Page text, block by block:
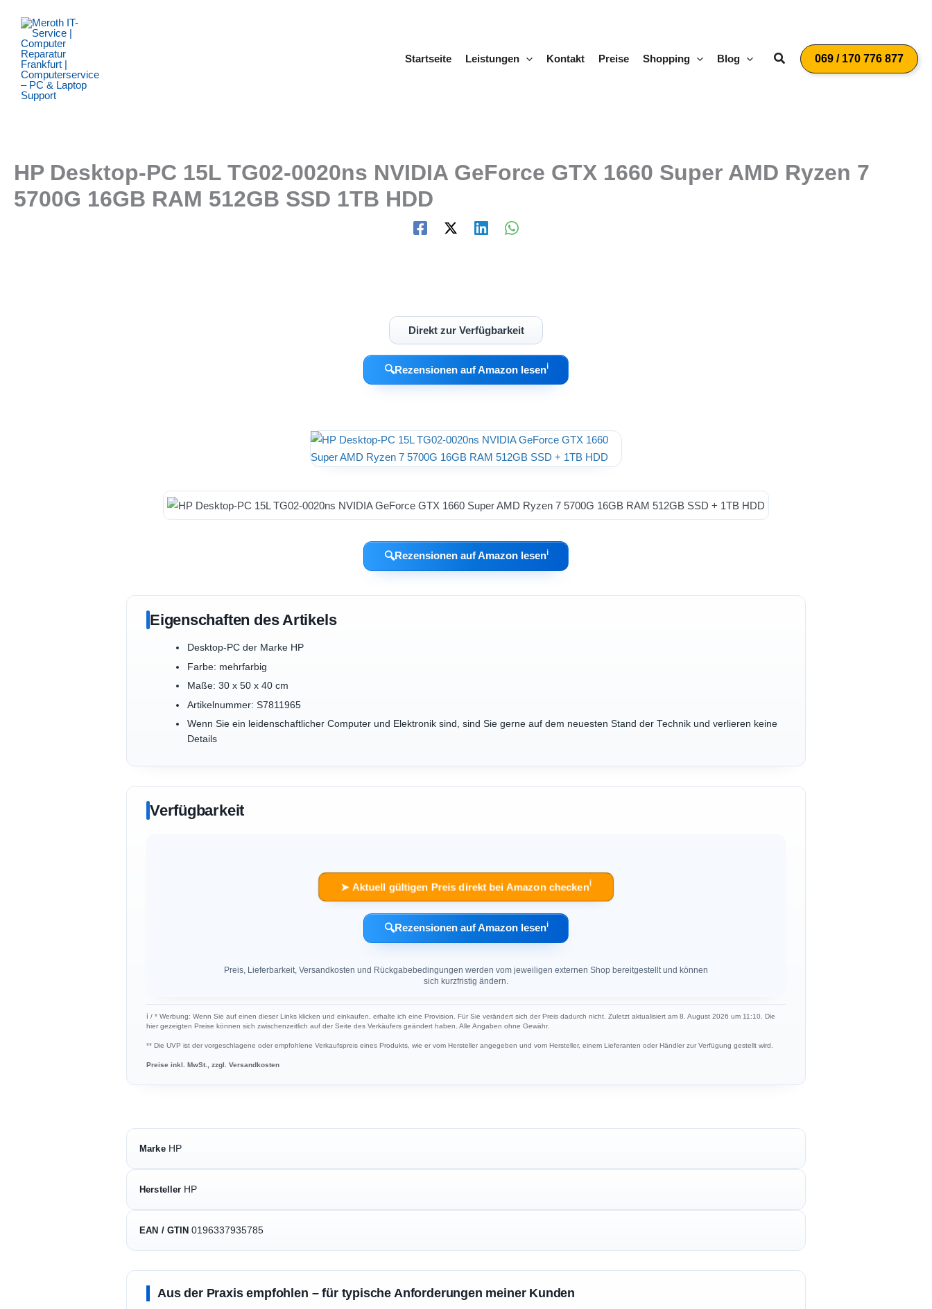
Inhalt
springen
Startseite
Leistungen Kontakt Preise Shopping Blog Suchen069 / 170 776 877
HP Desktop-PC 15L TG02-0020ns NVIDIA GeForce GTX 1660 Super AMD Ryzen 7
5700G 16GB RAM 512GB SSD 1TB HDD
Direkt zur Verfügbarkeit
🔍Rezensionen auf Amazon lesenℹ︎
🔍Rezensionen auf Amazon lesenℹ︎
Eigenschaften des Artikels
Desktop-PC der Marke HP
Farbe: mehrfarbig
Maße: 30 x 50 x 40 cm
Artikelnummer: S7811965
Wenn Sie ein leidenschaftlicher Computer und Elektronik sind, sind Sie gerne auf dem neuesten Stand der Technik und verlieren keine
Details
Verfügbarkeit
➤ Aktuell gültigen Preis direkt bei Amazon checkenℹ︎
🔍Rezensionen auf Amazon lesenℹ︎
Preis, Lieferbarkeit, Versandkosten und Rückgabebedingungen werden vom jeweiligen externen Shop bereitgestellt und können
sich kurzfristig ändern.
ℹ︎ / * Werbung: Wenn Sie auf einen dieser Links klicken und einkaufen, erhalte ich eine Provision. Für Sie verändert sich der Preis dadurch nicht. Zuletzt aktualisiert am 8. August 2026 um 11:10. Die
hier gezeigten Preise können sich zwischenzeitlich auf der Seite des Verkäufers geändert haben. Alle Angaben ohne Gewähr.
** Die UVP ist der vorgeschlagene oder empfohlene Verkaufspreis eines Produkts, wie er vom Hersteller angegeben und vom Hersteller, einem Lieferanten oder Händler zur Verfügung gestellt wird.
Preise inkl. MwSt., zzgl. Versandkosten
Marke HP
Hersteller HP
EAN / GTIN 0196337935785
Aus der Praxis empfohlen – für typische Anforderungen meiner Kunden